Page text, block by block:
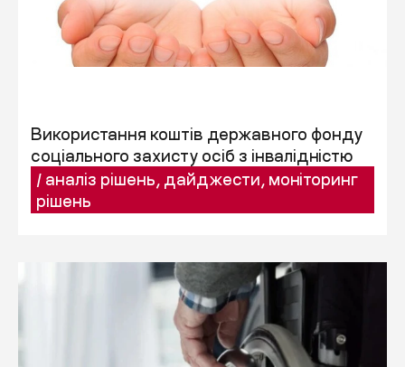
Використання коштів державного фонду
соціального захисту осіб з інвалідністю
/ аналіз рішень, дайджести, моніторинг
рішень